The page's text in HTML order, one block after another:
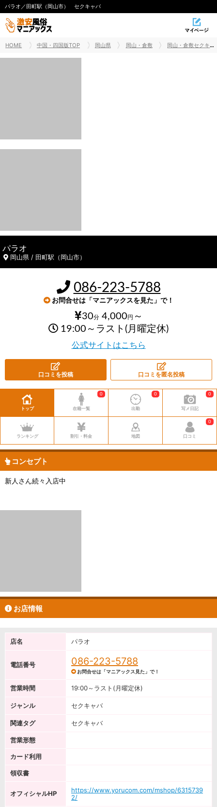
パラオ／田町駅（岡山市） セクキャバ
HOME 中国・四国版TOP 岡山県 岡山・倉敷
岡山・倉敷セクキャバ
パラオ
岡山県 / 田町駅（岡山市）
086-223-5788
お問合せは「マニアックスを見た」で！
30分4,000 円 ～
19:00～ラスト(月曜定休)
公式サイトはこちら
口コミを投稿 口コミを匿名投稿
トップ 在籍一覧
0
出勤
0
写メ日記
0
ランキング 割引・料金 地図 口コミ
0
コンセプト
新人さん続々入店中
お店情報
店名 パラオ
電話番号 086-223-5788
お問合せは「マニアックス見た」で！
営業時間 19:00～ラスト(月曜定休)
ジャンル セクキャバ
関連タグ セクキャバ
営業形態
カード利用
領収書
オフィシャルHP
https://www.yorucom.com/mshop/6315739
2/